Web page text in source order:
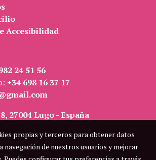
Accesibilidad
24 51 56
+34 698 16 37 17
27004 Lugo - España
propias y terceros para obtener datos
navegación de nuestros usuarios y mejorar